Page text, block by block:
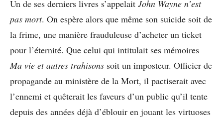
Un de ses derniers livres s’appelait John Wayne n’est
pas mort. On espère alors que même son suicide soit de
la frime, une manière frauduleuse d’acheter un ticket
pour l’éternité. Que celui qui intitulait ses mémoires
Ma vie et autres trahisons soit un imposteur. Officier de
propagande au ministère de la Mort, il pactiserait avec
l’ennemi et quêterait les faveurs d’un public qu’il tente
depuis des années déjà d’éblouir en jouant les virtuoses